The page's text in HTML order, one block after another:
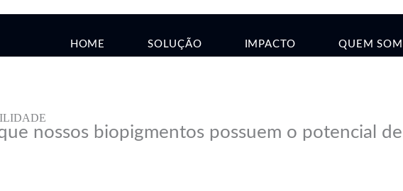
HOME SOLUÇÃO IMPACTO QUEM
nossos biopigmentos possuem o potencial